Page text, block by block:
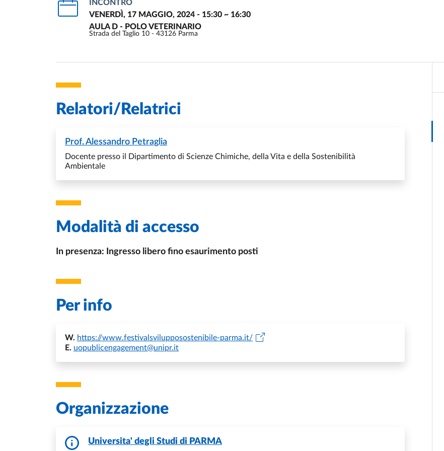
INCONTRO
VENERDÌ, 17 MAGGIO, 2024 - 15:30 ~ 16:30
AULA D - POLO VETERINARIO
Strada del Taglio 10 - 43126 Parma
Relatori/Relatrici
Prof.Alessandro Petraglia
Docente presso il Dipartimento di Scienze Chimiche, della Vita e della Sostenibilità
Ambientale
Modalità di accesso
In presenza: Ingresso libero fino esaurimento posti
Per info
W. https://www.festivalsvilupposostenibile-parma.it/
E. uopublicengagement@unipr.it
Organizzazione
Universita' degli Studi di PARMA